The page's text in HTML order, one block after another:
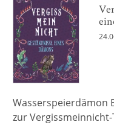
Wasserspeierdämon
zur Vergissmeinnicht-